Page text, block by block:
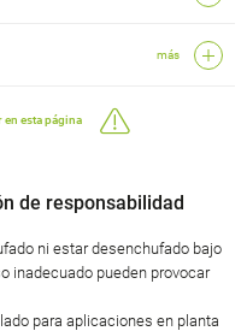
más
esta página
de responsabilidad
ni estar desenchufado bajo
inadecuado pueden provocar
para aplicaciones en planta